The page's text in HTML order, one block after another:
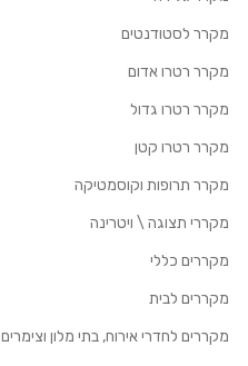
מקרר לסטודנטים
מקרר רטרו אדום
מקרר רטרו גדול
מקרר רטרו קטן
מקרר תרופות וקוסמטיקה
מקררי תצוגה \ ויטרינה
מקררים כללי
מקררים לבית
מקררים לחדרי אירוח, בתי מלון וצימרים